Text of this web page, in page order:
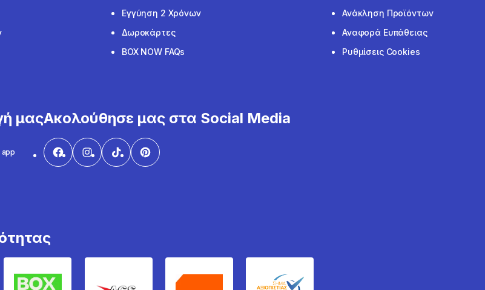
Εγγύηση 2 Χρόνων
Δωροκάρτες
BOX NOW FAQs
Ανάκληση Προϊόντων
Αναφορά Ευπάθειας
Ρυθμίσεις Cookies
μαςΑκολούθησε μας στα Social Media